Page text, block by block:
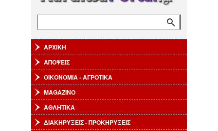
ΑΡΧΙΚΗ
ΑΠΟΨΕΙΣ
ΟΙΚΟΝΟΜΙΑ - ΑΓΡΟΤΙΚΑ
MAGAZINO
ΑΘΛΗΤΙΚΑ
ΔΙΑΚΗΡΥΞΕΙΣ - ΠΡΟΚΗΡΥΞΕΙΣ